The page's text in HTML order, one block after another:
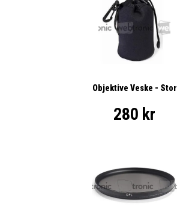
Objektive Veske - Stor
280 kr